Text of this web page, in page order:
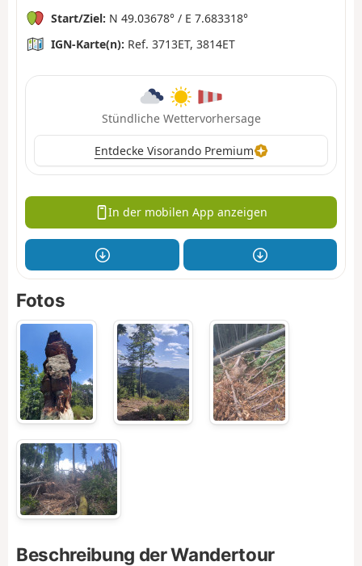
Start/Ziel: N 49.03678° / E 7.683318°
IGN-Karte(n): Ref. 3713ET, 3814ET
Stündliche Wettervorhersage
Entdecke Visorando Premium
In der mobilen App anzeigen
Fotos
Beschreibung der Wandertour